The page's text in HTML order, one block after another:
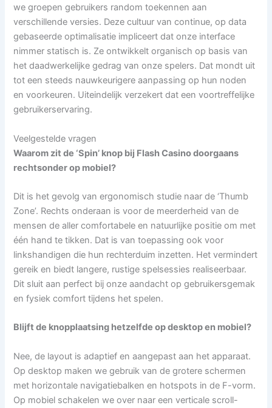
we groepen gebruikers random toekennen aan
verschillende versies. Deze cultuur van continue, op data
gebaseerde optimalisatie impliceert dat onze interface
nimmer statisch is. Ze ontwikkelt organisch op basis van
het daadwerkelijke gedrag van onze spelers. Dat mondt uit
tot een steeds nauwkeurigere aanpassing op hun noden
en voorkeuren. Uiteindelijk verzekert dat een voortreffelijke
gebruikerservaring.
Veelgestelde vragen
Waarom zit de ‘Spin’ knop bij Flash Casino doorgaans
rechtsonder op mobiel?
Dit is het gevolg van ergonomisch studie naar de ‘Thumb
Zone’. Rechts onderaan is voor de meerderheid van de
mensen de aller comfortabele en natuurlijke positie om met
één hand te tikken. Dat is van toepassing ook voor
linkshandigen die hun rechterduim inzetten. Het vermindert
gereik en biedt langere, rustige spelsessies realiseerbaar.
Dit sluit aan perfect bij onze aandacht op gebruikersgemak
en fysiek comfort tijdens het spelen.
Blijft de knopplaatsing hetzelfde op desktop en mobiel?
Nee, de layout is adaptief en aangepast aan het apparaat.
Op desktop maken we gebruik van de grotere schermen
met horizontale navigatiebalken en hotspots in de F-vorm.
Op mobiel schakelen we over naar een verticale scroll-